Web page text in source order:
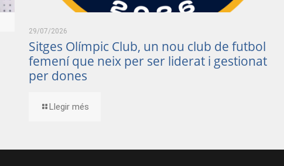
29/07/2026
Sitges Olímpic Club, un nou club de futbol
femení que neix per ser liderat i gestionat
per dones
Llegir més